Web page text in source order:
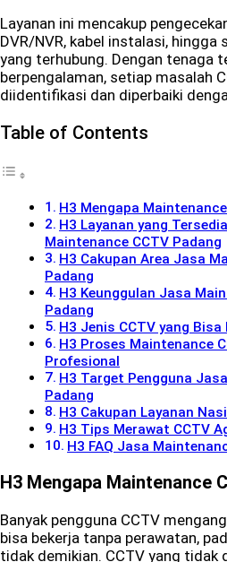
Layanan ini mencakup
DVR/NVR, kabel instalasi, hingga
yang terhubung. Dengan tenaga
berpengalaman, setiap masalah
diidentifikasi dan diperbaiki
Table of Contents
H3 Mengapa
H3 Layanan yang
Maintenance CCTV Padang
H3 Cakupan Area Jasa
Padang
H3 Keunggulan Jasa
Padang
H3 Jenis CCTV yang
H3 Proses Maintenance
Profesional
H3 Target Pengguna
Padang
H3 Cakupan Layanan
H3 Tips Merawat CCTV
H3 FAQ Jasa
H3 Mengapa Maintenance
Banyak pengguna CCTV
bisa bekerja tanpa perawatan,
tidak demikian. CCTV yang tidak